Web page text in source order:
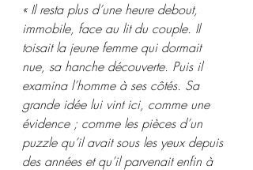
« Il resta plus d’une heure debout,
immobile, face au lit du couple. Il
toisait la jeune femme qui dormait
nue, sa hanche découverte. Puis il
examina l’homme à ses côtés. Sa
grande idée lui vint ici, comme une
évidence ; comme les pièces d’un
puzzle qu’il avait sous les yeux depuis
des années et qu’il parvenait enfin à